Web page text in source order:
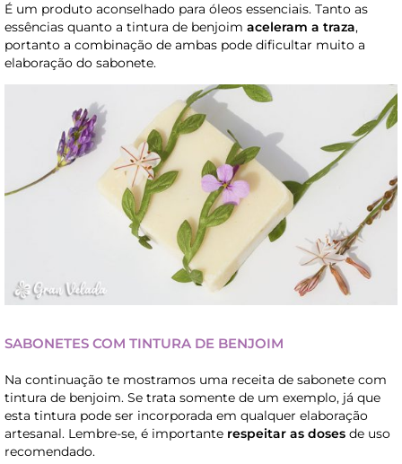
É um produto aconselhado para óleos essenciais. Tanto as
essências quanto a tintura de benjoim aceleram a traza,
portanto a combinação de ambas pode dificultar muito a
elaboração do sabonete.
SABONETES COM TINTURA DE BENJOIM
Na continuação te mostramos uma receita de sabonete com
tintura de benjoim. Se trata somente de um exemplo, já que
esta tintura pode ser incorporada em qualquer elaboração
artesanal. Lembre-se, é importante respeitar as doses de uso
recomendado.